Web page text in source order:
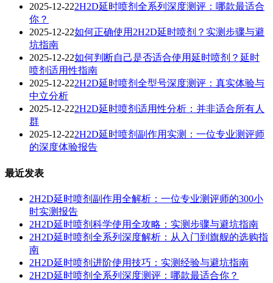
2025-12-222H2D延时喷剂全系列深度测评：哪款最适合
你？
2025-12-22如何正确使用2H2D延时喷剂？实测步骤与避
坑指南
2025-12-22如何判断自己是否适合使用延时喷剂？延时
喷剂适用性指南
2025-12-222H2D延时喷剂全型号深度测评：真实体验与
中立分析
2025-12-222H2D延时喷剂适用性分析：并非适合所有人
群
2025-12-222H2D延时喷剂副作用实测：一位专业测评师
的深度体验报告
最近发表
2H2D延时喷剂副作用全解析：一位专业测评师的300小
时实测报告
2H2D延时喷剂科学使用全攻略：实测步骤与避坑指南
2H2D延时喷剂全系列深度解析：从入门到旗舰的选购指
南
2H2D延时喷剂进阶使用技巧：实测经验与避坑指南
2H2D延时喷剂全系列深度测评：哪款最适合你？